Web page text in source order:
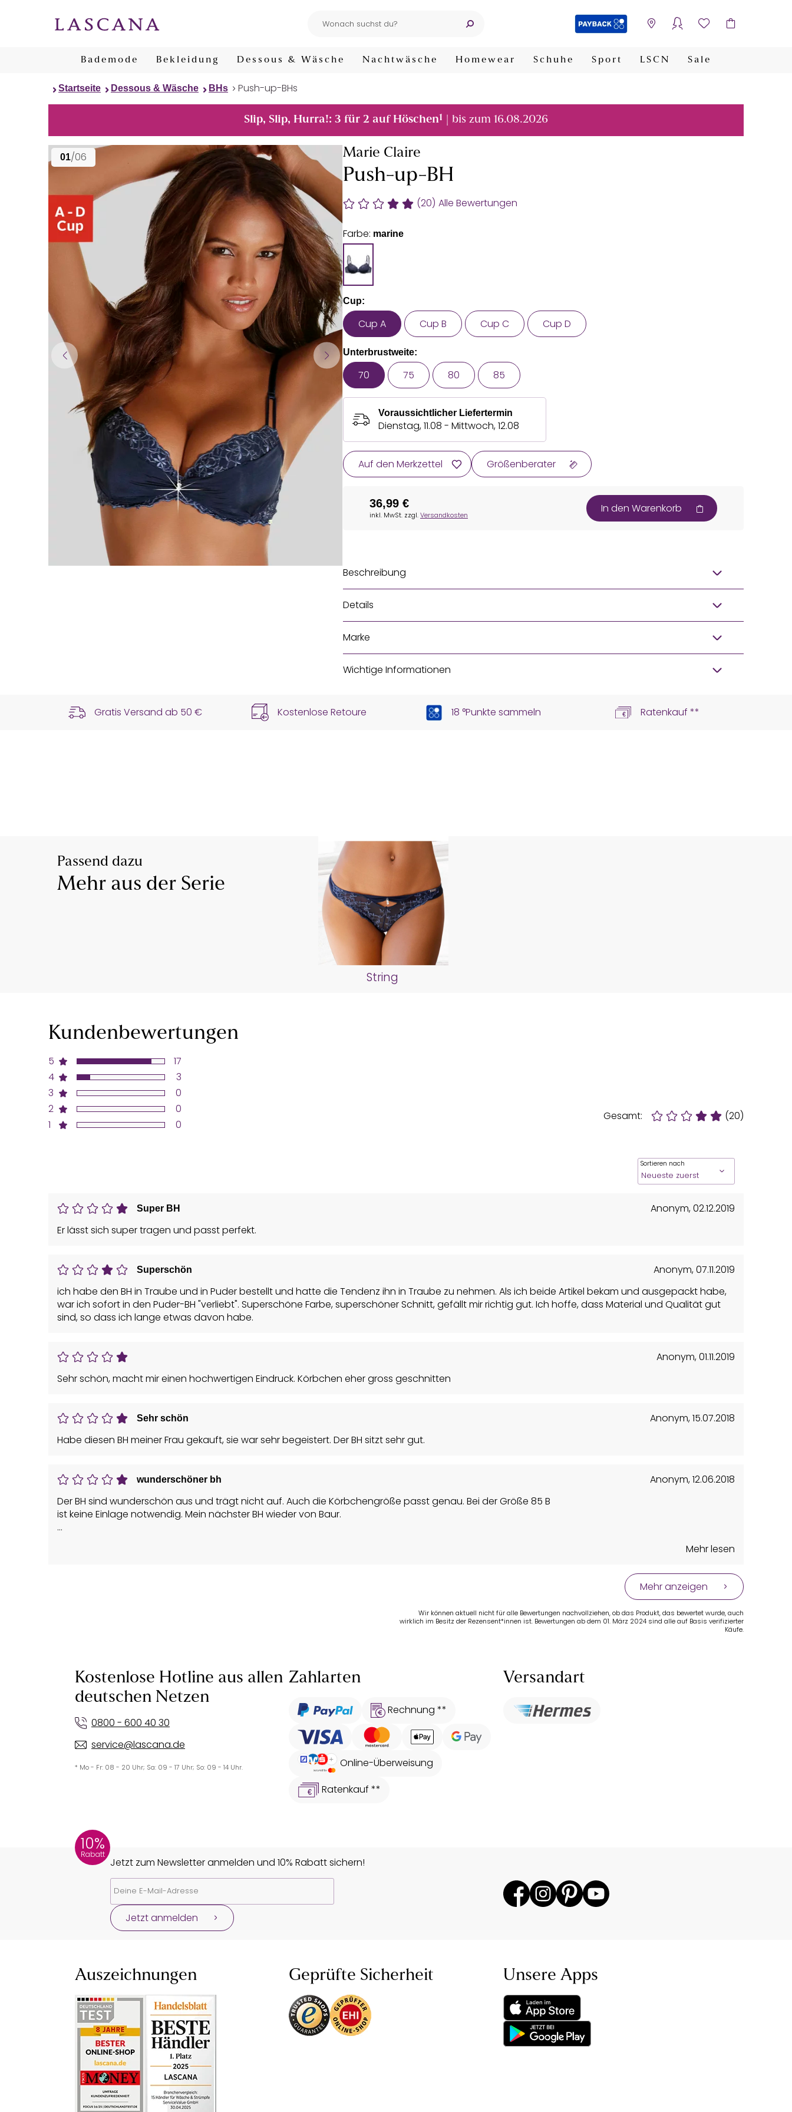
Bademode Bekleidung Dessous & Wäsche Nachtwäsche Homewear Schuhe Sport LSCN Sale
Startseite Dessous & Wäsche BHs Push-up-BHs
Slip, Slip, Hurra!: 3 für 2 auf Höschen1 | bis zum 16.08.2026
01/06 Marie Claire
Push-up-BH
(20) Alle Bewertungen
Farbe: marine
Cup:
Cup A Cup B Cup C Cup D
Unterbrustweite:
70 75 80 85
Voraussichtlicher Liefertermin
Dienstag, 11.08 - Mittwoch, 12.08
Auf den Merkzettel Größenberater
36,99 €
inkl. MwSt. zzgl.Versandkosten In den Warenkorb
Beschreibung
Details
Marke
Wichtige Informationen
Gratis Versand ab 50 € Kostenlose Retoure 18 °Punkte sammeln Ratenkauf **
Passend dazu
Mehr aus der Serie
String
Kundenbewertungen
5
4
3
2
1
17
3
0
0
0
Gesamt: (20)
Sortieren nach
Super BH Anonym,02.12.2019
Er lässt sich super tragen und passt perfekt.
Superschön Anonym,07.11.2019
ich habe den BH in Traube und in Puder bestellt und hatte die Tendenz ihn in Traube zu nehmen. Als ich beide Artikel bekam und ausgepackt habe,
war ich sofort in den Puder-BH "verliebt". Superschöne Farbe, superschöner Schnitt, gefällt mir richtig gut. Ich hoffe, dass Material und Qualität gut
sind, so dass ich lange etwas davon habe.
Anonym,01.11.2019
Sehr schön, macht mir einen hochwertigen Eindruck. Körbchen eher gross geschnitten
Sehr schön Anonym,15.07.2018
Habe diesen BH meiner Frau gekauft, sie war sehr begeistert. Der BH sitzt sehr gut.
wunderschöner bh Anonym,12.06.2018
Der BH sind wunderschön aus und trägt nicht auf. Auch die Körbchengröße passt genau. Bei der Größe 85 B
ist keine Einlage notwendig. Mein nächster BH wieder von Baur.
Mehr lesen
Mehr anzeigen
Wir können aktuell nicht für alle Bewertungen nachvollziehen, ob das Produkt, das bewertet wurde, auch
wirklich im Besitz der Rezensent*innen ist. Bewertungen ab dem 01. März 2024 sind alle auf Basis verifizierter
Käufe.
Kostenlose Hotline aus allen
deutschen Netzen
0800 - 600 40 30
service@lascana.de
* Mo - Fr: 08 - 20 Uhr; Sa: 09 - 17 Uhr; So: 09 - 14 Uhr.
Zahlarten
Rechnung **
Online-Überweisung
Ratenkauf **
Versandart
10%
Rabatt
Jetzt zum Newsletter anmelden und 10% Rabatt sichern!
Jetzt anmelden
Auszeichnungen Geprüfte Sicherheit Unsere Apps